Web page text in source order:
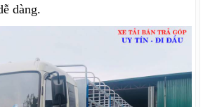
dàng.